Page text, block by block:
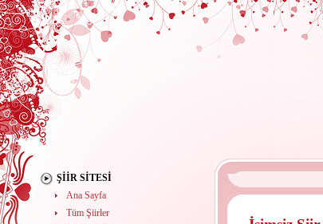
ŞIIR SITESI
Ana Sayfa
Tüm Şiirler